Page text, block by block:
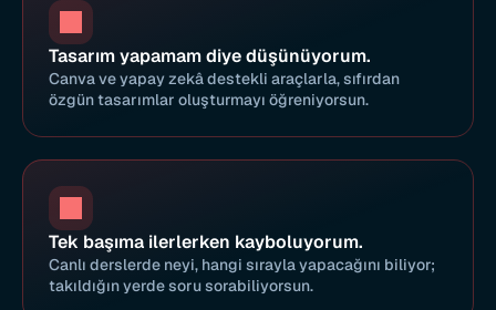
Tasarım yapamam diye düşünüyorum.
Canva ve yapay zekâ destekli araçlarla, sıfırdan
özgün tasarımlar oluşturmayı öğreniyorsun.
Tek başıma ilerlerken kayboluyorum.
Canlı derslerde neyi, hangi sırayla yapacağını biliyor;
takıldığın yerde soru sorabiliyorsun.